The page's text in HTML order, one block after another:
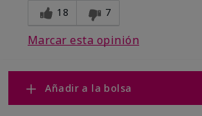
Añadir a la bolsa
18 7
Marcar esta opinión
Mostrar opiniones
Volver al inicio